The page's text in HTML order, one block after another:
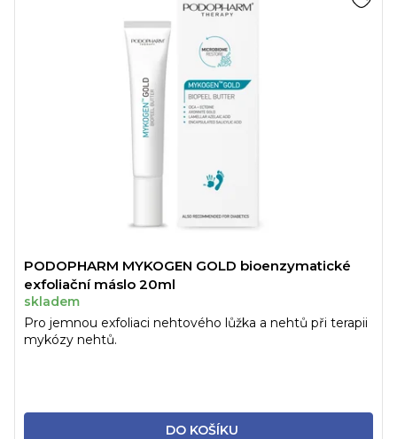
PODOPHARM MYKOGEN GOLD bioenzymatické
exfoliační máslo 20ml
skladem
DO KOŠÍKU
Pro jemnou exfoliaci nehtového lůžka a nehtů při terapii
mykózy nehtů.